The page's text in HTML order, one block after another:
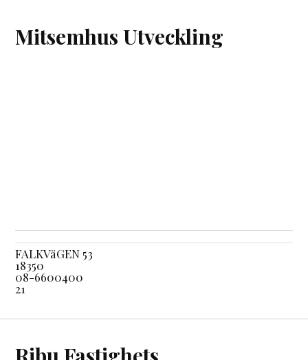
Mitsemhus Utveckling
FALKVäGEN 53
18350
08-6600400
21